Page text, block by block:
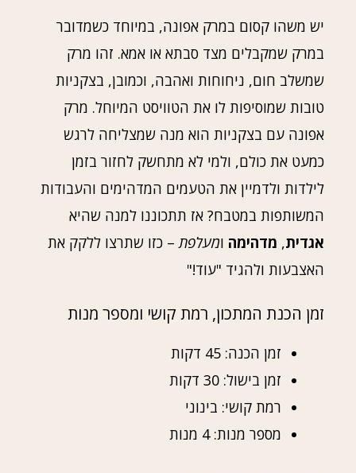
יש משהו קסום במרק אפונה, במיוחד כשמדובר
במרק שמקבלים מצד סבתא או אמא. זהו מרק
שמשלב חום, ניחוחות ואהבה, וכמובן, בצקניות
טובות שמוסיפות לו את הטוויסט המיוחל. מרק
אפונה עם בצקניות הוא מנה שמצליחה לרגש
כמעט את כולם, ולמי לא מתחשק לחזור בזמן
לילדות ולדמיין את הטעמים המדהימים והעבודות
המשותפות במטבח? אז תתכוננו למנה שהיא
אגדית, מדהימה ומעלפת– כזו שתרצו ללקק את
האצבעות ולהגיד "עוד!"
זמן הכנת המתכון, רמת קושי ומספר מנות
זמן הכנה: 45 דקות
זמן בישול: 30 דקות
רמת קושי: בינוני
מספר מנות: 4 מנות